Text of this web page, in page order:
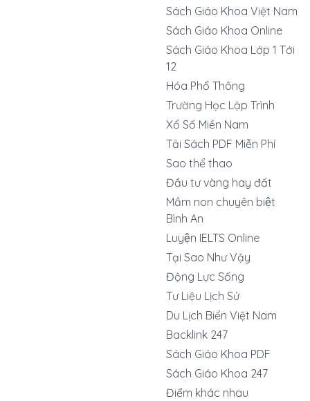
Sách Giáo Khoa Việt Nam
Sách Giáo Khoa Online
Sách Giáo Khoa Lớp 1 Tới
12
Hóa Phổ Thông
Trường Học Lập Trình
Xổ Số Miền Nam
Tải Sách PDF Miễn Phí
Sao thể thao
Đầu tư vàng hay đất
Mầm non chuyên biệt
Bình An
Luyện IELTS Online
Tại Sao Như Vậy
Động Lực Sống
Tư Liệu Lịch Sử
Du Lịch Biển Việt Nam
Backlink 247
Sách Giáo Khoa PDF
Sách Giáo Khoa 247
Điểm khác nhau